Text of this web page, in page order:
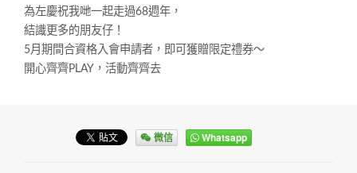
為左慶祝我哋一起走過68週年，
結識更多的朋友仔！
5月期間合資格入會申請者，即可獲贈限定禮券～
開心齊齊PLAY，活動齊齊去
微信 Whatsapp